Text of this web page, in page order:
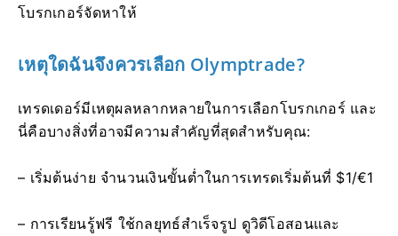
โบรกเกอร์จัดหาให้
เหตุใดฉันจึงควรเลือก Olymptrade?
เทรดเดอร์มีเหตุผลหลากหลายในการเลือกโบรกเกอร์ และ
นี่คือบางสิ่งที่อาจมีความสำคัญที่สุดสำหรับคุณ:
– เริ่มต้นง่าย จำนวนเงินขั้นต่ำในการเทรดเริ่มต้นที่ $1/€1
– การเรียนรู้ฟรี ใช้กลยุทธ์สำเร็จรูป ดูวิดีโอสอนและ